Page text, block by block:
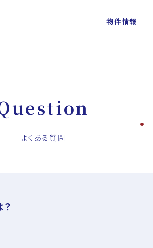
物件情報
よくある質問